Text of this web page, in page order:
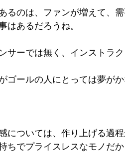
るのは、ファンが増えて、
はあるだろうね。
サーでは無く、インストラク
ゴールの人にとっては夢がか
については、作り上げる過
ちでプライスレスなモノだか